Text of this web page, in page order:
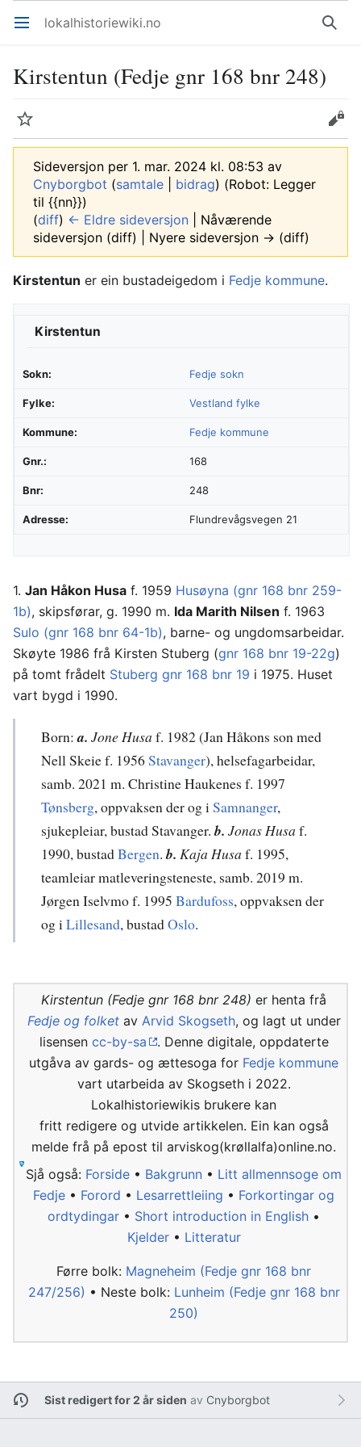
Åpne hovedmenyen lokalhistoriewiki.no Søk
Kirstentun (Fedje gnr 168 bnr 248)
Overvåk Rediger
Sideversjon per 1. mar. 2024 kl. 08:53 av
Cnyborgbot (samtale bidrag) (Robot: Legger
til {{nn}})
(diff) ← Eldre sideversjon | Nåværende
sideversjon (diff) | Nyere sideversjon → (diff)
Kirstentun er ein bustadeigedom i Fedje kommune.
Kirstentun
Sokn: Fedje sokn
Fylke: Vestland fylke
Kommune: Fedje kommune
Gnr.: 168
Bnr: 248
Adresse: Flundrevågsvegen 21
1. Jan Håkon Husa f. 1959 Husøyna (gnr 168 bnr 259-
1b), skipsførar, g. 1990 m. Ida Marith Nilsen f. 1963
Sulo (gnr 168 bnr 64-1b), barne- og ungdomsarbeidar.
Skøyte 1986 frå Kirsten Stuberg (gnr 168 bnr 19-22g)
på tomt frådelt Stuberg gnr 168 bnr 19 i 1975. Huset
vart bygd i 1990.
Born:a. Jone Husa f. 1982 (Jan Håkons son med
Nell Skeie f. 1956Stavanger), helsefagarbeidar,
samb. 2021 m. Christine Haukenes f. 1997
Tønsberg, oppvaksen der og i Samnanger,
sjukepleiar, bustad Stavanger.b. Jonas Husa f.
1990, bustadBergen.b. Kaja Husa f. 1995,
teamleiar matleveringsteneste, samb. 2019 m.
Jørgen Iselvmo f. 1995 Bardufoss, oppvaksen der
og i Lillesand, bustadOslo.
Kirstentun (Fedje gnr 168 bnr 248) er henta frå
Fedje og folketav Arvid Skogseth, og lagt ut under
lisensen cc-by-sa
. Denne digitale, oppdaterte
utgåva av gards- og ættesoga for Fedje kommune
vart utarbeida av Skogseth i 2022.
Lokalhistoriewikis brukere kan
fritt redigere og utvide artikkelen. Ein kan også
melde frå på epost til arviskog(krøllalfa)online.no.
Sjå også: Forside • Bakgrunn • Litt allmennsoge om
Fedje • Forord • Lesarrettleiing • Forkortingar og
ordtydingar • Short introduction in English •
Kjelder• Litteratur
Førre bolk: Magneheim (Fedje gnr 168 bnr
247/256) • Neste bolk: Lunheim (Fedje gnr 168 bnr
250)
Sist redigert for 2 år siden av Cnyborgbot